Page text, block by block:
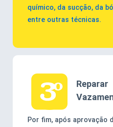
químico, da sucção, da
entre outras técnicas.
Reparar
Por fim, após aprovação